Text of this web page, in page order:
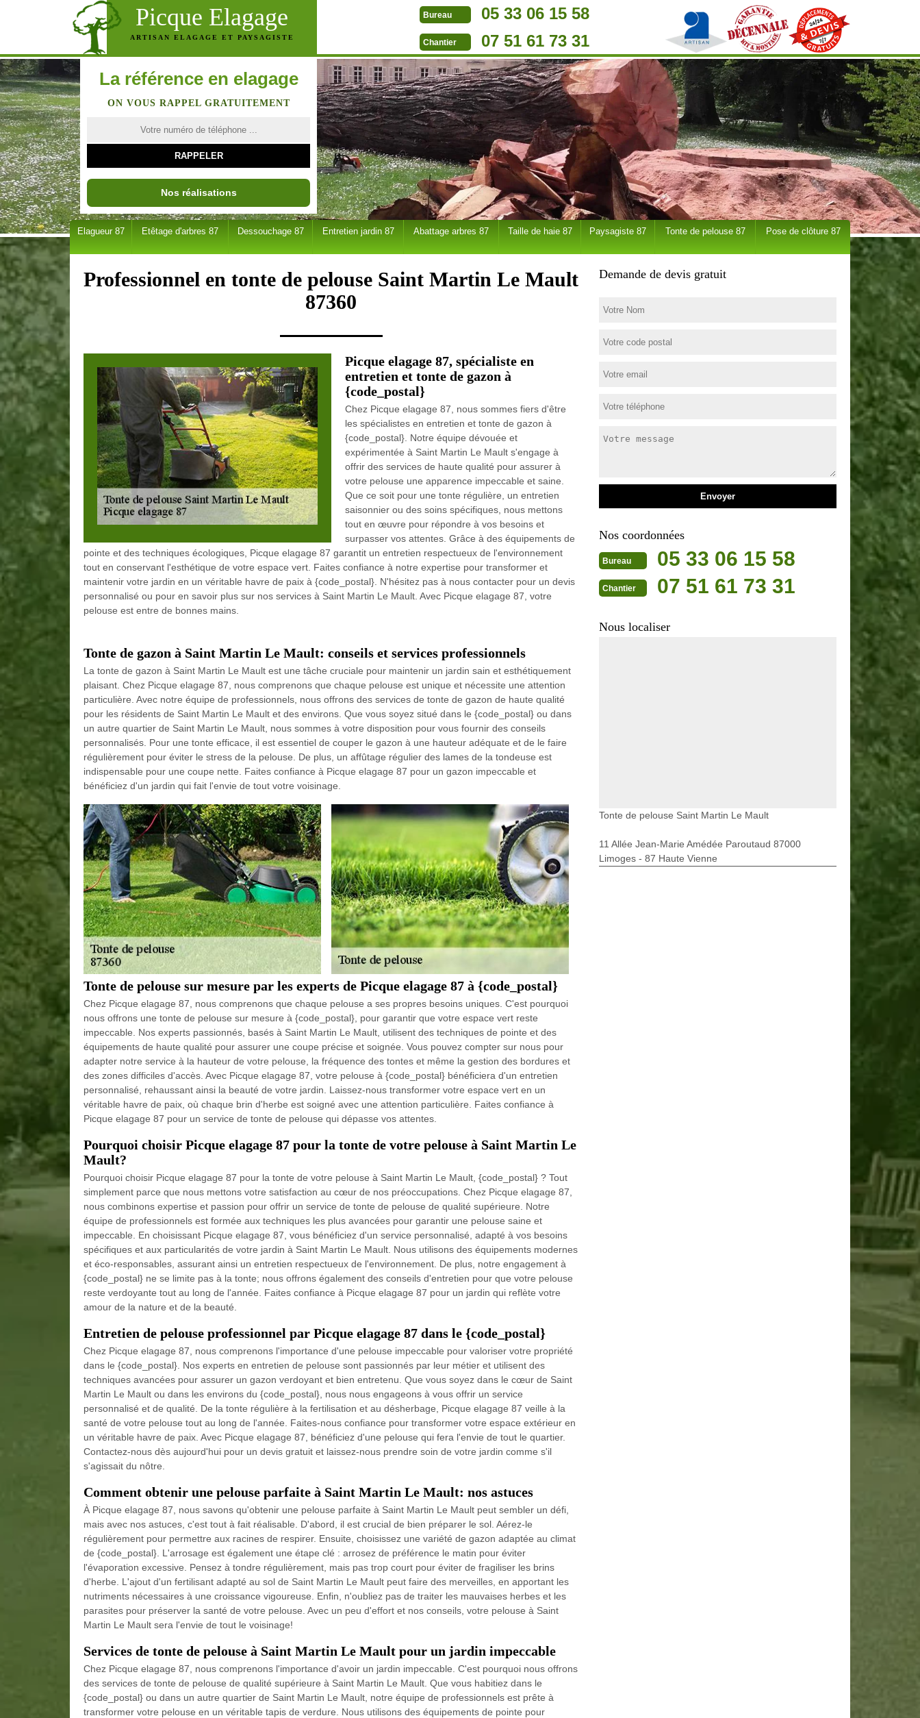
Picque Elagage
ARTISAN ELAGAGE ET PAYSAGISTE
Bureau 05 33 06 15 58
Chantier 07 51 61 73 31
La référence en elagage
ON VOUS RAPPEL GRATUITEMENT
Nos réalisations
Elagueur 87 Etêtage d'arbres 87 Dessouchage 87 Entretien jardin 87 Abattage arbres 87 Taille de haie 87 Paysagiste 87 Tonte de pelouse 87 Pose de clôture 87
Professionnel en tonte de pelouse Saint Martin Le Mault
87360
Picque elagage 87, spécialiste en
entretien et tonte de gazon à
{code_postal}
Chez Picque elagage 87, nous sommes fiers d'être
les spécialistes en entretien et tonte de gazon à
{code_postal}. Notre équipe dévouée et
expérimentée à Saint Martin Le Mault s'engage à
offrir des services de haute qualité pour assurer à
votre pelouse une apparence impeccable et saine.
Que ce soit pour une tonte régulière, un entretien
saisonnier ou des soins spécifiques, nous mettons
tout en œuvre pour répondre à vos besoins et
surpasser vos attentes. Grâce à des équipements de
pointe et des techniques écologiques, Picque elagage 87 garantit un entretien respectueux de l'environnement
tout en conservant l'esthétique de votre espace vert. Faites confiance à notre expertise pour transformer et
maintenir votre jardin en un véritable havre de paix à {code_postal}. N'hésitez pas à nous contacter pour un devis
personnalisé ou pour en savoir plus sur nos services à Saint Martin Le Mault. Avec Picque elagage 87, votre
pelouse est entre de bonnes mains.
Tonte de gazon à Saint Martin Le Mault: conseils et services professionnels
La tonte de gazon à Saint Martin Le Mault est une tâche cruciale pour maintenir un jardin sain et esthétiquement
plaisant. Chez Picque elagage 87, nous comprenons que chaque pelouse est unique et nécessite une attention
particulière. Avec notre équipe de professionnels, nous offrons des services de tonte de gazon de haute qualité
pour les résidents de Saint Martin Le Mault et des environs. Que vous soyez situé dans le {code_postal} ou dans
un autre quartier de Saint Martin Le Mault, nous sommes à votre disposition pour vous fournir des conseils
personnalisés. Pour une tonte efficace, il est essentiel de couper le gazon à une hauteur adéquate et de le faire
régulièrement pour éviter le stress de la pelouse. De plus, un affûtage régulier des lames de la tondeuse est
indispensable pour une coupe nette. Faites confiance à Picque elagage 87 pour un gazon impeccable et
bénéficiez d'un jardin qui fait l'envie de tout votre voisinage.
Tonte de pelouse sur mesure par les experts de Picque elagage 87 à {code_postal}
Chez Picque elagage 87, nous comprenons que chaque pelouse a ses propres besoins uniques. C'est pourquoi
nous offrons une tonte de pelouse sur mesure à {code_postal}, pour garantir que votre espace vert reste
impeccable. Nos experts passionnés, basés à Saint Martin Le Mault, utilisent des techniques de pointe et des
équipements de haute qualité pour assurer une coupe précise et soignée. Vous pouvez compter sur nous pour
adapter notre service à la hauteur de votre pelouse, la fréquence des tontes et même la gestion des bordures et
des zones difficiles d'accès. Avec Picque elagage 87, votre pelouse à {code_postal} bénéficiera d'un entretien
personnalisé, rehaussant ainsi la beauté de votre jardin. Laissez-nous transformer votre espace vert en un
véritable havre de paix, où chaque brin d'herbe est soigné avec une attention particulière. Faites confiance à
Picque elagage 87 pour un service de tonte de pelouse qui dépasse vos attentes.
Pourquoi choisir Picque elagage 87 pour la tonte de votre pelouse à Saint Martin Le
Mault?
Pourquoi choisir Picque elagage 87 pour la tonte de votre pelouse à Saint Martin Le Mault, {code_postal} ? Tout
simplement parce que nous mettons votre satisfaction au cœur de nos préoccupations. Chez Picque elagage 87,
nous combinons expertise et passion pour offrir un service de tonte de pelouse de qualité supérieure. Notre
équipe de professionnels est formée aux techniques les plus avancées pour garantir une pelouse saine et
impeccable. En choisissant Picque elagage 87, vous bénéficiez d'un service personnalisé, adapté à vos besoins
spécifiques et aux particularités de votre jardin à Saint Martin Le Mault. Nous utilisons des équipements modernes
et éco-responsables, assurant ainsi un entretien respectueux de l'environnement. De plus, notre engagement à
{code_postal} ne se limite pas à la tonte; nous offrons également des conseils d'entretien pour que votre pelouse
reste verdoyante tout au long de l'année. Faites confiance à Picque elagage 87 pour un jardin qui reflète votre
amour de la nature et de la beauté.
Entretien de pelouse professionnel par Picque elagage 87 dans le {code_postal}
Chez Picque elagage 87, nous comprenons l'importance d'une pelouse impeccable pour valoriser votre propriété
dans le {code_postal}. Nos experts en entretien de pelouse sont passionnés par leur métier et utilisent des
techniques avancées pour assurer un gazon verdoyant et bien entretenu. Que vous soyez dans le cœur de Saint
Martin Le Mault ou dans les environs du {code_postal}, nous nous engageons à vous offrir un service
personnalisé et de qualité. De la tonte régulière à la fertilisation et au désherbage, Picque elagage 87 veille à la
santé de votre pelouse tout au long de l'année. Faites-nous confiance pour transformer votre espace extérieur en
un véritable havre de paix. Avec Picque elagage 87, bénéficiez d'une pelouse qui fera l'envie de tout le quartier.
Contactez-nous dès aujourd'hui pour un devis gratuit et laissez-nous prendre soin de votre jardin comme s'il
s'agissait du nôtre.
Comment obtenir une pelouse parfaite à Saint Martin Le Mault: nos astuces
À Picque elagage 87, nous savons qu'obtenir une pelouse parfaite à Saint Martin Le Mault peut sembler un défi,
mais avec nos astuces, c'est tout à fait réalisable. D'abord, il est crucial de bien préparer le sol. Aérez-le
régulièrement pour permettre aux racines de respirer. Ensuite, choisissez une variété de gazon adaptée au climat
de {code_postal}. L'arrosage est également une étape clé : arrosez de préférence le matin pour éviter
l'évaporation excessive. Pensez à tondre régulièrement, mais pas trop court pour éviter de fragiliser les brins
d'herbe. L'ajout d'un fertilisant adapté au sol de Saint Martin Le Mault peut faire des merveilles, en apportant les
nutriments nécessaires à une croissance vigoureuse. Enfin, n'oubliez pas de traiter les mauvaises herbes et les
parasites pour préserver la santé de votre pelouse. Avec un peu d'effort et nos conseils, votre pelouse à Saint
Martin Le Mault sera l'envie de tout le voisinage!
Services de tonte de pelouse à Saint Martin Le Mault pour un jardin impeccable
Chez Picque elagage 87, nous comprenons l'importance d'avoir un jardin impeccable. C'est pourquoi nous offrons
des services de tonte de pelouse de qualité supérieure à Saint Martin Le Mault. Que vous habitiez dans le
{code_postal} ou dans un autre quartier de Saint Martin Le Mault, notre équipe de professionnels est prête à
transformer votre pelouse en un véritable tapis de verdure. Nous utilisons des équipements de pointe pour
Demande de devis gratuit
Nos coordonnées
Bureau 05 33 06 15 58
Chantier 07 51 61 73 31
Nous localiser
Tonte de pelouse Saint Martin Le Mault
11 Allée Jean-Marie Amédée Paroutaud 87000
Limoges - 87 Haute Vienne